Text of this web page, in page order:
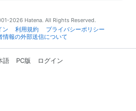
2026 Hatena. All Rights Reserved.
ン 利用規約
プライバシーポリシー
情報の外部送信について
語 PC版 ログイン